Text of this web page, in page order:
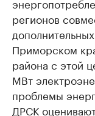
регионов
Приморском
района с этой
МВт
проблемы
ДРСК